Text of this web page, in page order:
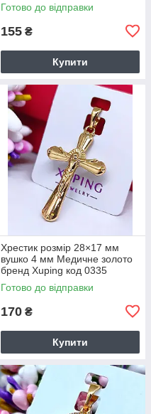
Готово до відправки
155 ₴
Купити
Хрестик розмір 28×17 мм
вушко 4 мм Медичне золото
бренд Xuping код 0335
Готово до відправки
170 ₴
Купити